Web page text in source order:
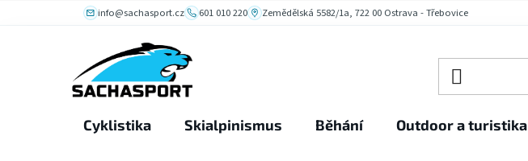
info@sachasport.cz 601 010 220 Zemědělská 5582/1a, 722 00 Ostrava - Třebovice
Cyklistika Skialpinismus Běhání Outdoor a turistika